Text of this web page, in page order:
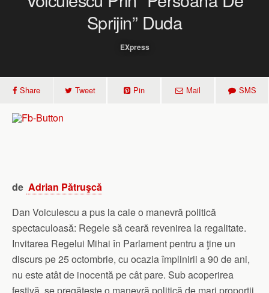
Sprijin” Duda
EXpress
Share Tweet Pin Mail SMS
de Adrian Pătruşcă
Dan Voiculescu a pus la cale o manevră politică
spectaculoasă: Regele să ceară revenirea la regalitate.
Invitarea Regelui Mihai în Parlament pentru a ţine un
discurs pe 25 octombrie, cu ocazia împlinirii a 90 de ani,
nu este atât de inocentă pe cât pare. Sub acoperirea